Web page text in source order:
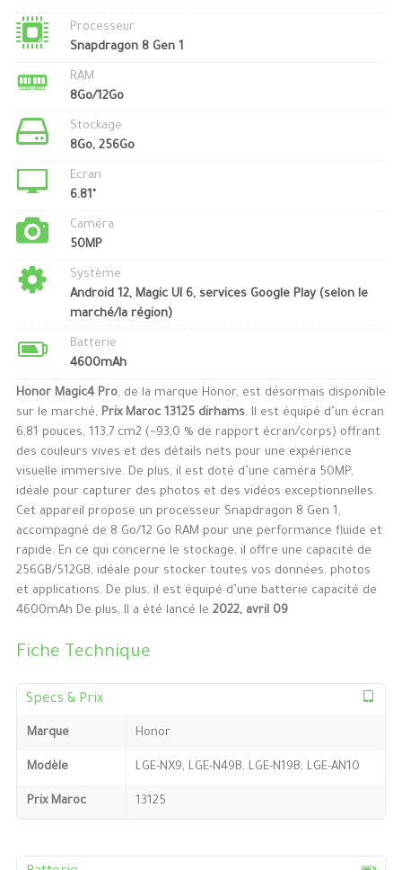
Processeur
Snapdragon 8 Gen 1
RAM
8Go/12Go
Stockage
8Go, 256Go
Ecran
6.81"
Caméra
50MP
Système
Android 12, Magic UI 6, services Google Play (selon le
marché/la région)
Batterie
4600mAh
Honor Magic4 Pro, de la marque Honor, est désormais disponible
sur le marché, Prix Maroc 13125 dirhams. Il est équipé d’un écran
6,81 pouces, 113,7 cm2 (~93,0 % de rapport écran/corps) offrant
des couleurs vives et des détails nets pour une expérience
visuelle immersive. De plus, il est doté d’une caméra 50MP,
idéale pour capturer des photos et des vidéos exceptionnelles.
Cet appareil propose un processeur Snapdragon 8 Gen 1,
accompagné de 8 Go/12 Go RAM pour une performance fluide et
rapide. En ce qui concerne le stockage, il offre une capacité de
256GB/512GB, idéale pour stocker toutes vos données, photos
et applications. De plus, il est équipé d’une batterie capacité de
4600mAh De plus, Il a été lancé le 2022, avril 09
Fiche Technique
Specs & Prix
Marque Honor
Modèle LGE-NX9, LGE-N49B, LGE-N19B, LGE-AN10
Prix Maroc 13125